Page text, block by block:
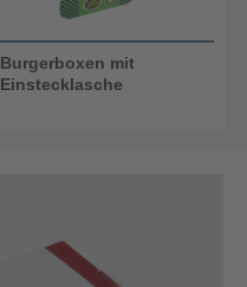
Burgerboxen mit
Einstecklasche